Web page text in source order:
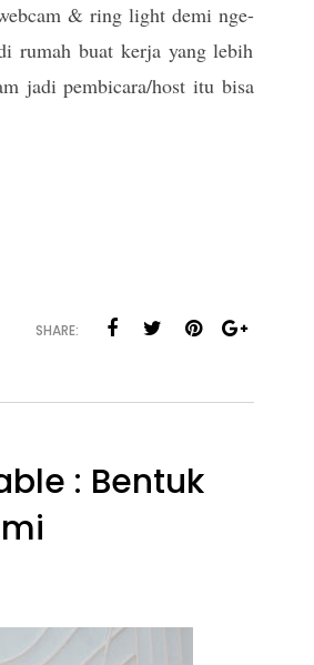
& ring light demi nge-
rumah buat kerja yang lebih
jadi pembicara/host itu bisa
SHARE:
: Bentuk